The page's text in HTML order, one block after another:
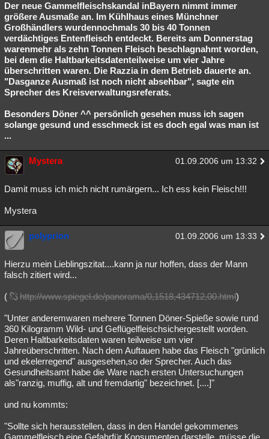
Der neue Gammelfleischskandal inBayern nimmt immer
größere Ausmaße an. Im Kühlhaus eines Münchner
Großhändlers wurdennochmals 30 bis 40 Tonnen
verdächtiges Entenfleisch entdeckt. Bereits am Donnerstag
warenmehr als zehn Tonnen Fleisch beschlagnahmt worden,
bei dem die Haltbarkeitsdatenteilweise um vier Jahre
überschritten waren. Die Razzia in dem Betrieb dauerte an.
"Dasganze Ausmaß ist noch nicht absehbar", sagte ein
Sprecher des Kreisverwaltungsreferats.
Besonders Döner ^^ persönlich gesehen muss ich sagen
solange gesund und esschmeck ist es doch egal was man ist
...
Mystera 01.09.2006 um 13:32
Damit muss ich mich nicht rumärgern... Ich ess kein Fleisch!!!
Mystera
polyprion 01.09.2006 um 13:33
Hierzu mein Lieblingszitat....kann ja nur hoffen, dass der Mann
falsch zitiert wird...
( http://www.spiegel.de/panorama/0,1518,434712,00.html)
"Unter anderemwaren mehrere Tonnen Döner-Spieße sowie rund
360 Kilogramm Wild- und Geflügelfleischsichergestellt worden.
Deren Haltbarkeitsdaten waren teilweise um vier
Jahreüberschritten. Nach dem Auftauen habe das Fleisch "grünlich
und ekelerregend" ausgesehen,so der Sprecher. Auch das
Gesundheitsamt habe die Ware nach ersten Untersuchungen
als"ranzig, muffig, alt und fremdartig" bezeichnet. [....]"
und nu kommts:
"Sollte sich herausstellen, dass in den Handel gekommenes
Gammelfleisch eine Gefahrfür Konsumenten darstelle, müsse die